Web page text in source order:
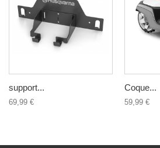
support...
69,99 €
Coque...
59,99 €